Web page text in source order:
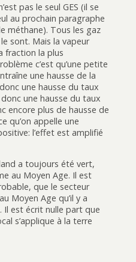
pas le seul GES (il se
au prochain paragraphe
méthane). Tous les gaz
sont. Mais la vapeur
fraction la plus
c’est qu’une petite
une hausse de la
une hausse du taux
une hausse du taux
encore plus de hausse de
qu’on appelle une
l’effet est amplifié
a toujours été vert,
au Moyen Age. Il est
que le secteur
Moyen Age qu’il y a
Il est écrit nulle part que
s’applique à la terre